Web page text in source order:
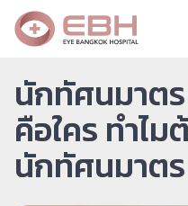
นักทัศนมาต
คือใคร ทำไ
นักทัศนมาตร